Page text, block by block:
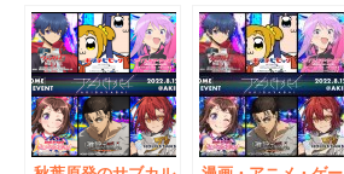
5周年記念ファンフ
ェスタ」の各エリア
での企画内容の詳細
を発表！
新ブランド『THE
GUARDIAN
SERIES』発売記念
キャンペーンを開
催。ドスパラ秋葉原
3店舗にて